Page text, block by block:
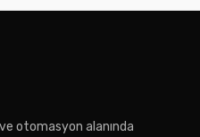
otomasyon alanında